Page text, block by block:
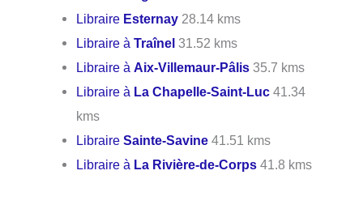
Libraire Esternay 28.14 kms
Libraire àTraînel 31.52 kms
Libraire àAix-Villemaur-Pâlis 35.7 kms
Libraire à La Chapelle-Saint-Luc 41.34
kms
LibraireSainte-Savine 41.51 kms
Libraire à La Rivière-de-Corps 41.8 kms